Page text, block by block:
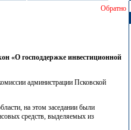
Обратно
«О господдержке инвестиционной
администрации Псковской
на этом заседании были
средств, выделяемых из